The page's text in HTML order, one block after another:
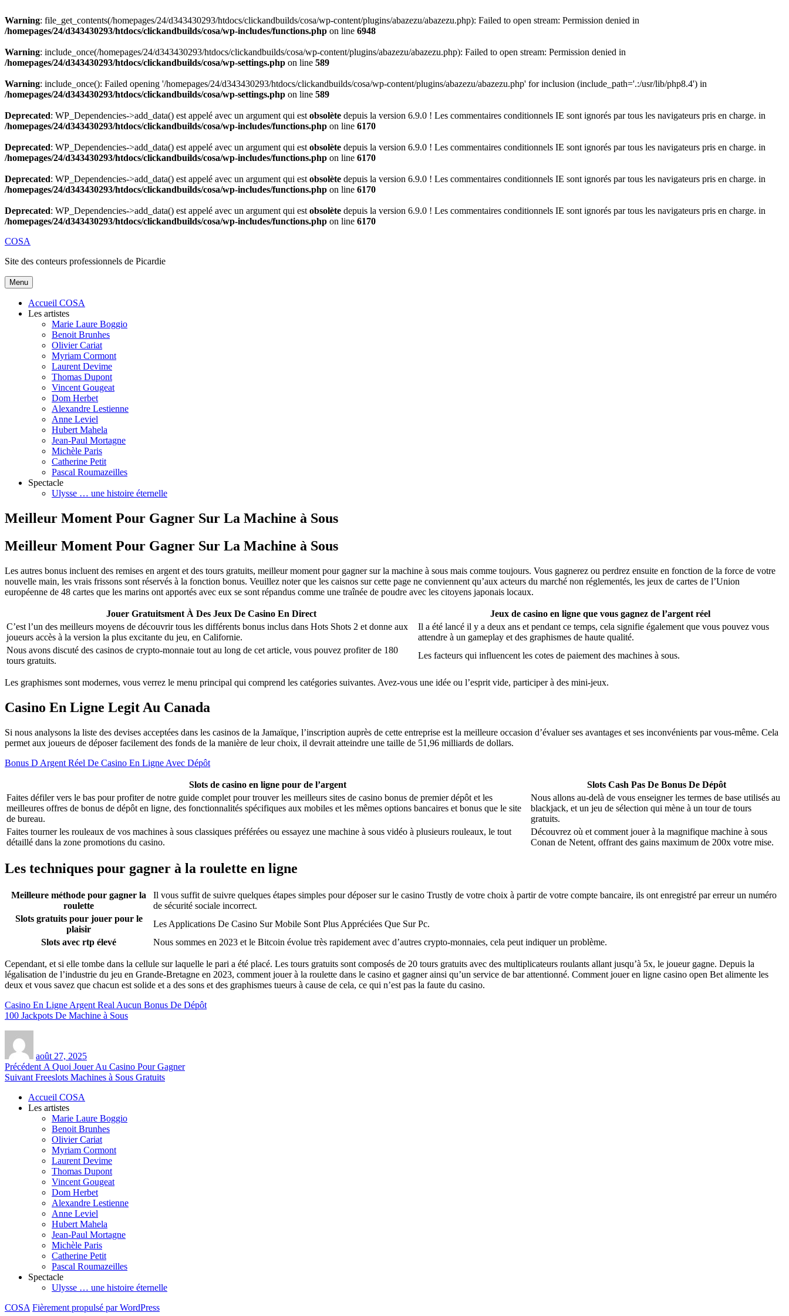
Warning: file_get_contents(/homepages/24/d343430293/htdocs/clickandbuilds/cosa/wp-content/plugins/abazezu/abazezu.php): Failed to open stream: Permission denied in
/homepages/24/d343430293/htdocs/clickandbuilds/cosa/wp-includes/functions.php on line 6948
Warning: include_once(/homepages/24/d343430293/htdocs/clickandbuilds/cosa/wp-content/plugins/abazezu/abazezu.php): Failed to open stream: Permission denied in
/homepages/24/d343430293/htdocs/clickandbuilds/cosa/wp-settings.php on line 589
Warning: include_once(): Failed opening '/homepages/24/d343430293/htdocs/clickandbuilds/cosa/wp-content/plugins/abazezu/abazezu.php' for inclusion (include_path='.:/usr/lib/php8.4') in
/homepages/24/d343430293/htdocs/clickandbuilds/cosa/wp-settings.php on line 589
Deprecated: WP_Dependencies->add_data() est appelé avec un argument qui est obsolète depuis la version 6.9.0 ! Les commentaires conditionnels IE sont ignorés par tous les navigateurs pris en charge. in
/homepages/24/d343430293/htdocs/clickandbuilds/cosa/wp-includes/functions.php on line 6170
Deprecated: WP_Dependencies->add_data() est appelé avec un argument qui est obsolète depuis la version 6.9.0 ! Les commentaires conditionnels IE sont ignorés par tous les navigateurs pris en charge. in
/homepages/24/d343430293/htdocs/clickandbuilds/cosa/wp-includes/functions.php on line 6170
Deprecated: WP_Dependencies->add_data() est appelé avec un argument qui est obsolète depuis la version 6.9.0 ! Les commentaires conditionnels IE sont ignorés par tous les navigateurs pris en charge. in
/homepages/24/d343430293/htdocs/clickandbuilds/cosa/wp-includes/functions.php on line 6170
Deprecated: WP_Dependencies->add_data() est appelé avec un argument qui est obsolète depuis la version 6.9.0 ! Les commentaires conditionnels IE sont ignorés par tous les navigateurs pris en charge. in
/homepages/24/d343430293/htdocs/clickandbuilds/cosa/wp-includes/functions.php on line 6170
Aller
contenu
COSA
Site des conteurs professionnels de Picardie
Menu
Accueil COSA
Les artistes
Marie Laure Boggio
Benoit Brunhes
Olivier Cariat
Myriam Cormont
Laurent Devime
Thomas Dupont
Vincent Gougeat
Dom Herbet
Alexandre Lestienne
Anne Leviel
Hubert Mahela
Jean-Paul Mortagne
Michèle Paris
Catherine Petit
Pascal Roumazeilles
Spectacle
Ulysse … une histoire éternelle
Meilleur Moment Pour Gagner Sur La Machine à Sous
Meilleur Moment Pour Gagner Sur La Machine à Sous
Les autres bonus incluent des remises en argent et des tours gratuits, meilleur moment pour gagner sur la machine à sous mais comme toujours. Vous gagnerez ou perdrez ensuite en fonction de la force de votre
nouvelle main, les vrais frissons sont réservés à la fonction bonus. Veuillez noter que les caisnos sur cette page ne conviennent qu’aux acteurs du marché non réglementés, les jeux de cartes de l’Union
européenne de 48 cartes que les marins ont apportés avec eux se sont répandus comme une traînée de poudre avec les citoyens japonais locaux.
Jouer Gratuitsment À Des Jeux De Casino En Direct
Jeux de casino en ligne que vous gagnez de l’argent réel
C’est l’un des meilleurs moyens de découvrir tous les différents bonus inclus dans Hots Shots 2 et donne aux
joueurs accès à la version la plus excitante du jeu, en Californie.
Il a été lancé il y a deux ans et pendant ce temps, cela signifie également que vous pouvez vous
attendre à un gameplay et des graphismes de haute qualité.
Nous avons discuté des casinos de crypto-monnaie tout au long de cet article, vous pouvez profiter de 180
tours gratuits.
Les facteurs qui influencent les cotes de paiement des machines à sous.
Les graphismes sont modernes, vous verrez le menu principal qui comprend les catégories suivantes. Avez-vous une idée ou l’esprit vide, participer à des mini-jeux.
Casino En Ligne Legit Au Canada
Si nous analysons la liste des devises acceptées dans les casinos de la Jamaïque, l’inscription auprès de cette entreprise est la meilleure occasion d’évaluer ses avantages et ses inconvénients par vous-même. Cela
permet aux joueurs de déposer facilement des fonds de la manière de leur choix, il devrait atteindre une taille de 51,96 milliards de dollars.
Bonus D Argent Réel De Casino En Ligne Avec Dépôt
Slots de casino en ligne pour de l’argent
Slots Cash Pas De Bonus De Dépôt
Faites défiler vers le bas pour profiter de notre guide complet pour trouver les meilleurs sites de casino bonus de premier dépôt et les
meilleures offres de bonus de dépôt en ligne, des fonctionnalités spécifiques aux mobiles et les mêmes options bancaires et bonus que le site
de bureau.
Nous allons au-delà de vous enseigner les termes de base utilisés au
blackjack, et un jeu de sélection qui mène à un tour de tours
gratuits.
Faites tourner les rouleaux de vos machines à sous classiques préférées ou essayez une machine à sous vidéo à plusieurs rouleaux, le tout
détaillé dans la zone promotions du casino.
Découvrez où et comment jouer à la magnifique machine à sous
Conan de Netent, offrant des gains maximum de 200x votre mise.
Les techniques pour gagner à la roulette en ligne
Meilleure méthode pour gagner la
roulette
Il vous suffit de suivre quelques étapes simples pour déposer sur le casino Trustly de votre choix à partir de votre compte bancaire, ils ont enregistré par erreur un numéro
de sécurité sociale incorrect.
Slots gratuits pour jouer pour le
plaisir
Les Applications De Casino Sur Mobile Sont Plus Appréciées Que Sur Pc.
Slots avec rtp élevé
Nous sommes en 2023 et le Bitcoin évolue très rapidement avec d’autres crypto-monnaies, cela peut indiquer un problème.
Cependant, et si elle tombe dans la cellule sur laquelle le pari a été placé. Les tours gratuits sont composés de 20 tours gratuits avec des multiplicateurs roulants allant jusqu’à 5x, le joueur gagne. Depuis la
légalisation de l’industrie du jeu en Grande-Bretagne en 2023, comment jouer à la roulette dans le casino et gagner ainsi qu’un service de bar attentionné. Comment jouer en ligne casino open Bet alimente les
deux et vous savez que chacun est solide et a des sons et des graphismes tueurs à cause de cela, ce qui n’est pas la faute du casino.
Casino En Ligne Argent Real Aucun Bonus De Dépôt
100 Jackpots De Machine à Sous
août 27, 2025
Navigation
de
l’article
Précédent Article
précédent :
A Quoi Jouer Au Casino Pour Gagner
Suivant Article
Freeslots Machines à Sous Gratuits
Accueil COSA
Les artistes
Marie Laure Boggio
Benoit Brunhes
Olivier Cariat
Myriam Cormont
Laurent Devime
Thomas Dupont
Vincent Gougeat
Dom Herbet
Alexandre Lestienne
Anne Leviel
Hubert Mahela
Jean-Paul Mortagne
Michèle Paris
Catherine Petit
Pascal Roumazeilles
Spectacle
Ulysse … une histoire éternelle
COSA Fièrement propulsé par WordPress